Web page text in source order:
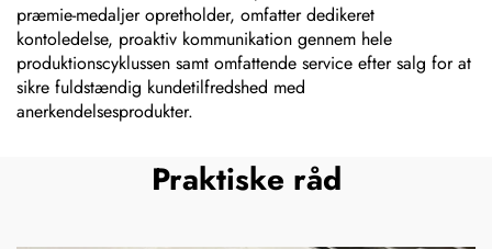
præmie-medaljer opretholder, omfatter dedikeret
kontoledelse, proaktiv kommunikation gennem hele
produktionscyklussen samt omfattende service efter salg for at
sikre fuldstændig kundetilfredshed med
anerkendelsesprodukter.
Praktiske råd